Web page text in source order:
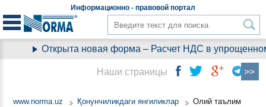
Информационно - правовой портал
Открыта новая форма – Расчет НДС в упрощенном
www.norma.uz Қонунчиликдаги янгиликлар
Олий таълим
Наши страницы